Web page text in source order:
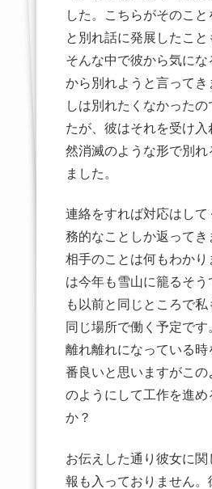
した。こちらがそのこと
と別れ話に発展したこと
そんな中で彼から気にな
から別れようと言ってき
しは別れたくなかったの
たが、彼はそれを受け入
然消滅のような形で別れ
ました。
連絡をすれば対応はして
務的なことしか返ってき
相手のことは何もわかり
は今年も雪山に籠るそう
も以前と同じところで
同じ場所で働く予定で
離れ離れになっている時
番良いと思いますがこの
のようにして工作を進め
か？
お伝えした通り彼女に関
報も入っておりません。